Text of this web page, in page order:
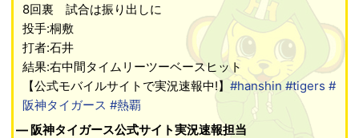
8回裏 試合は振り出しに
投手:桐敷
打者:石井
結果:右中間タイムリーツーベースヒット
【公式モバイルサイトで実況速報中!】 #hanshin #tigers #
阪神タイガース #熱覇
— 阪神タイガース公式サイト実況速報担当